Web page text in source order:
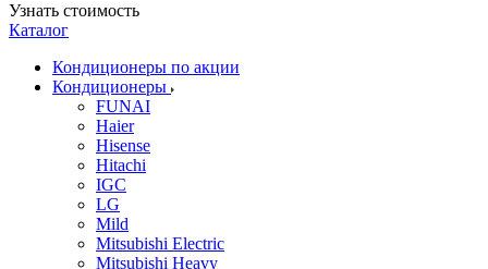
Узнать стоимость
Каталог
Кондиционеры по акции
Кондиционеры
FUNAI
Haier
Hisense
Hitachi
IGC
LG
Mild
Mitsubishi Electric
Mitsubishi Heavy